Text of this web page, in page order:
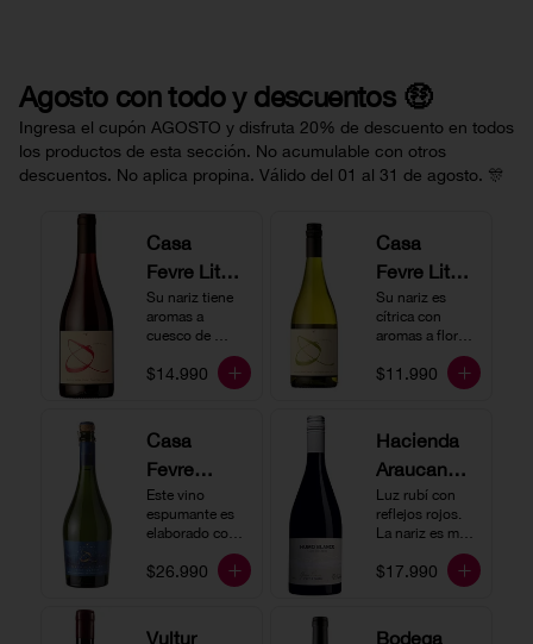
Agosto con todo y descuentos 🤑
Ingresa el cupón AGOSTO y disfruta 20% de descuento en todos
los productos de esta sección. No acumulable con otros
descuentos. No aplica propina. Válido del 01 al 31 de agosto. 🎊
Casa
Fevre Little
Quino
Pinot Noir
Su nariz tiene
aromas a
cuesco de
frambuesa. En
boca tiene una
es un vino muy
vertical. Ideal
para beberlo
más frío como
acompañado de
$14.990
Casa
Fevre Little
Quino
Sauvignon
Su nariz es
cítrica con
aromas a flores
blancas y lima.
En boca tiene
vertical y de
persistencia
media. Ideal
para acompañar
con ostras.
$11.990
Casa
Fevre
Quino
Espumant
Este vino
espumante es
elaborado con
tradicional y se
produce a partir
Chardonnay y
$26.990
Hacienda
Araucano-
Lurton
Humo
Gran
Luz rubí con
reflejos rojos.
La nariz es muy
expresiva con
notas de fresa y
rico y redondo
$17.990
Vultur
Bodega